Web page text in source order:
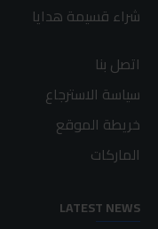
شراء قسيمة هدايا
اتصل بنا
سياسة الاسترجاع
خريطة الموقع
الماركات
LATEST NEWS